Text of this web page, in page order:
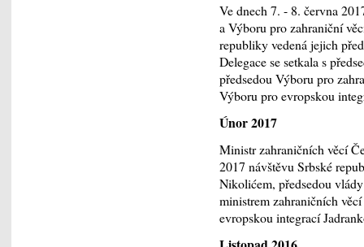
Ve dnech 7. - 8. června
a Výboru pro zahraniční
republiky vedená jejich
Delegace se setkala s
předsedou Výboru pro
Výboru pro evropskou
Únor 2017
Ministr zahraničních věcí
2017 návštěvu Srbské
Nikolićem, předsedou
ministrem zahraničních
evropskou integrací